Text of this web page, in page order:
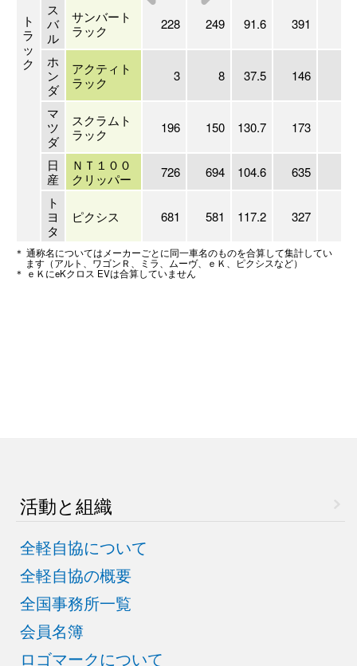
ト
ラ
ッ
ク
ス
バ
ル
サンバート
ラック
228 249 91.6 391
ホ
ン
ダ
アクティト
ラック
3 8 37.5 146
マ
ツ
ダ
スクラムト
ラック
196 150 130.7 173
日
産
ＮＴ１００
クリッパー
726 694 104.6 635
ト
ヨ
タ
ピクシス 681 581 117.2 327
＊ 通称名についてはメーカーごとに同一車名のものを合算して集計してい
ます（アルト、ワゴンＲ、ミラ、ムーヴ、ｅＫ、ピクシスなど）
＊ ｅＫにeKクロス EVは合算していません
活動と組織
全軽自協について
全軽自協の概要
全国事務所一覧
会員名簿
ロゴマークについて